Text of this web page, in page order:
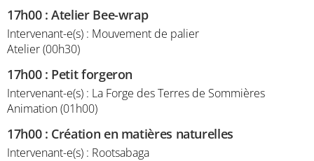
17h00:Atelier Bee-wrap
Intervenant-e(s) : Mouvement de palier
Atelier (00h30)
17h00: Petit forgeron
Intervenant-e(s) : La Forge des Terres de Sommières
Animation (01h00)
17h00: Création en matières naturelles
Intervenant-e(s) : Rootsabaga